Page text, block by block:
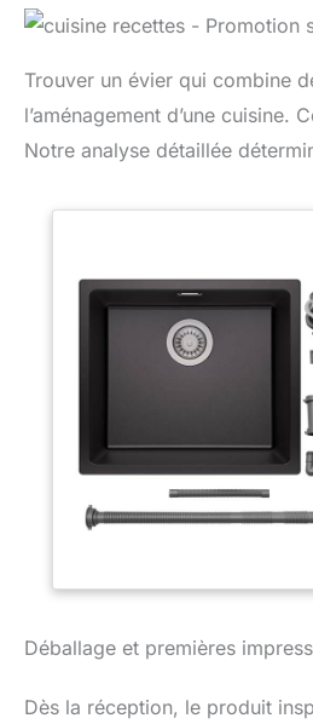
Trouver un évier qui combine
l’aménagement d’une
Notre analyse détaillée
Déballage et premières
Dès la réception, le produit